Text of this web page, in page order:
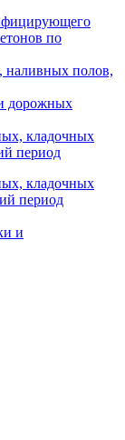
по
наливных полов,
дорожных
кладочных
период
кладочных
период
и